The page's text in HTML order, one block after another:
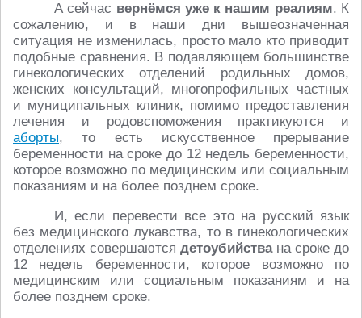
А сейчас вернёмся уже к нашим реалиям. К
сожалению, и в наши дни вышеозначенная
ситуация не изменилась, просто мало кто приводит
подобные сравнения. В подавляющем большинстве
гинекологических отделений родильных домов,
женских консультаций, многопрофильных частных
и муниципальных клиник, помимо предоставления
лечения и родовспоможения практикуются и
аборты, то есть искусственное прерывание
беременности на сроке до 12 недель беременности,
которое возможно по медицинским или социальным
показаниям и на более позднем сроке.
И, если перевести все это на русский язык
без медицинского лукавства, то в гинекологических
отделениях совершаются детоубийствана сроке до
12 недель беременности, которое возможно по
медицинским или социальным показаниям и на
более позднем сроке.